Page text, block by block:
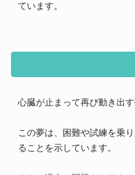
ています。
心臓が止まって再び動き出
この夢は、困難や試練を乗
ることを示しています。